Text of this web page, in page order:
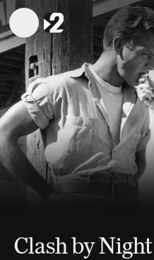
Clash by Night